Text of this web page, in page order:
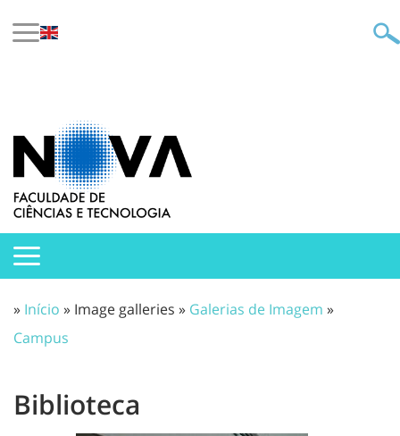
» Início » Image galleries » Galerias de Imagem »
Campus
Biblioteca